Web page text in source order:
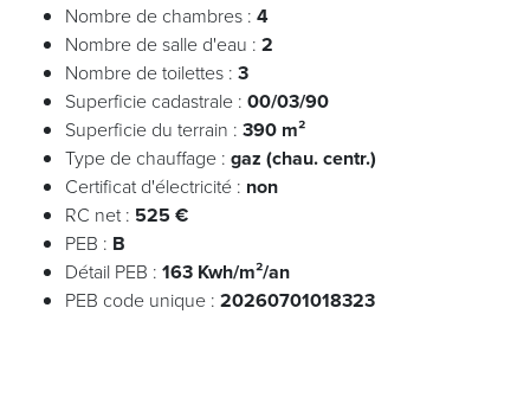
Nombre de chambres : 4
Nombre de salle d'eau : 2
Nombre de toilettes : 3
Superficie cadastrale : 00/03/90
Superficie du terrain : 390 m²
Type de chauffage : gaz (chau. centr.)
Certificat d'électricité : non
RC net : 525 €
PEB : B
Détail PEB : 163 Kwh/m²/an
PEB code unique : 20260701018323